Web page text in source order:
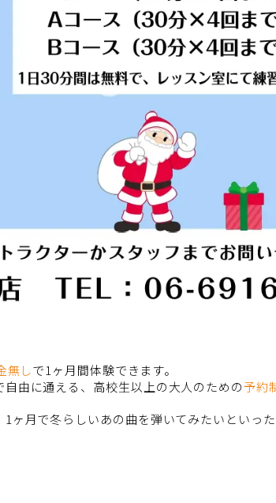
無しで1ヶ月間体験できます。
由に通える、高校生以上の大人のための予約
ヶ月で冬らしいあの曲を弾いてみたいといっ